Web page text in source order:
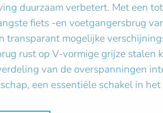
duurzaam verbetert. Met een
fiets -en voetgangersbrug
transparant mogelijke
rust op V-vormige grijze
van de overspanningen
een essentiële schakel in